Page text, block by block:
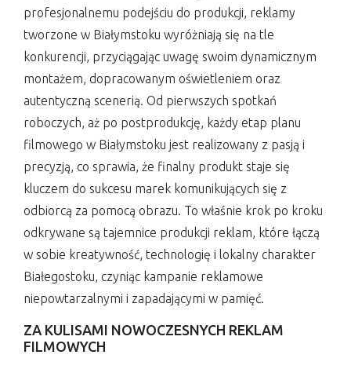
profesjonalnemu podejściu do produkcji, reklamy
tworzone w Białymstoku wyróżniają się na tle
konkurencji, przyciągając uwagę swoim dynamicznym
montażem, dopracowanym oświetleniem oraz
autentyczną scenerią. Od pierwszych spotkań
roboczych, aż po postprodukcję, każdy etap planu
filmowego w Białymstoku jest realizowany z pasją i
precyzją, co sprawia, że finalny produkt staje się
kluczem do sukcesu marek komunikujących się z
odbiorcą za pomocą obrazu. To właśnie krok po kroku
odkrywane są tajemnice produkcji reklam, które łączą
w sobie kreatywność, technologię i lokalny charakter
Białegostoku, czyniąc kampanie reklamowe
niepowtarzalnymi i zapadającymi w pamięć.
ZA KULISAMI NOWOCZESNYCH REKLAM
FILMOWYCH